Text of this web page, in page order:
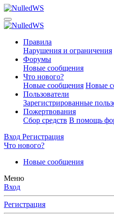
Правила
Нарушения и ограничения
Форумы
Новые сообщения
Что нового?
Новые сообщения Новые
Пользователи
Зарегистрированные
Пожертвования
Сбор средств В помощь
Вход Регистрация
Что нового?
Новые сообщения
Меню
Вход
Регистрация